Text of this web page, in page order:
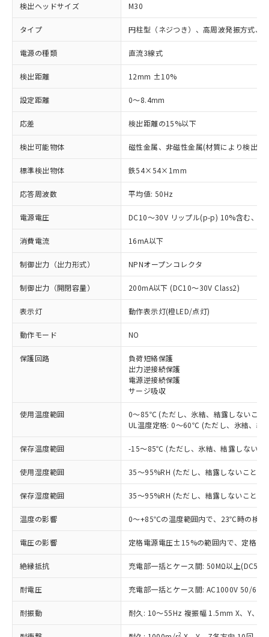
検出ヘッドサイズ M30
タイプ 円柱型（ネジつき）、高周波発振方式、
電源の種類 直流3線式
検出距離 12mm ±10%
設定距離 0～8.4mm
応差 検出距離の15%以下
検出可能物体 磁性金属、非磁性金属(材質により検出距
標準検出物体 鉄54×54×1mm
応答周波数 平均値: 50Hz
電源電圧 DC10～30V リップル(p-p) 10%含む、
消費電流 16mA以下
制御出力（出力形式） NPNオープンコレクタ
制御出力（開閉容量） 200mA以下 (DC10～30V Class2)
表示灯 動作表示灯(橙LED/点灯)
動作モード NO
保護回路
負荷短絡保護
出力逆接続保護
電源逆接続保護
サージ吸収
使用温度範囲
0～85℃ (ただし、氷結、結露しないこと)
UL温度定格: 0～60℃ (ただし、氷結、結
保存温度範囲 -15～85℃ (ただし、氷結、結露しないこ
使用湿度範囲 35～95%RH (ただし、結露しないこと)
保存湿度範囲 35～95%RH (ただし、結露しないこと)
温度の影響 0～+85℃の温度範囲内で、23℃時の検
電圧の影響 定格電源電圧±15%の範囲内で、定格電
絶縁抵抗 充電部一括とケース間: 50MΩ以上
耐電圧 充電部一括とケース間: AC1000V 50/
耐振動 耐久: 10～55Hz 複振幅 1.5mm X、Y、Z
2
ご利用条件
以下の条件をお読みいただき、同意のうえ
ご利用ください。
本サービスは、当社制御機器事業取扱
商品の当社在庫状況および標準価格
(税抜)を提供させていただくもので
当社制御機器事業取扱商品の中には、
本サービスの対象外となる商品もある
ことをご了承ください。
在庫状況および標準価格照会結果は、
記載している更新日時点での社内デー
タに基づき作成されるものであり、閲
覧された時点での実際の在庫および標
※1 対応状況
対応済み：EU RoHS指令（10物質）の
非含有に対応した製品が提供可能な商品で
対応予定：EU RoHS指令（10物質）の非含
有に対応した製品に切り替える予定のある
商品です。
対応予定なし：EU RoHS指令（10物質）の
非含有に非対応の商品で、対応品を出す予
調査・確認中：EU RoHS指令（10物質）の
非含有の対応状況を調査中または確認中の
商品です。
非該当品：ライセンス料など無形物で、有
害物質有無と関係のない商品です。
いたものが、含有品と判明した場合などや
むを得ず変更することがあります。
*EU RoHS指令（10物質）：
鉛(Pb) 1000ppm以下、 水銀(Hg) 1000ppm以下、 カド
ミウム(Cd) 100ppm以下、
※1 中国RoHS○×表
「○」：最大均質材料含有率が中国RoHSの
基準値以下であることを示します。
「×」：最大均質材料含有率が中国RoHSの
基準値を超えていることを示します。
為替および外国貿易法に定める商品
（以下｢規制貨物等」という）を輸出
または国外への提供する場合は、日本
国政府の輸出許可(または役務取引許